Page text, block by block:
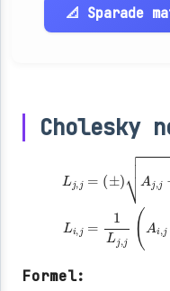
📐 Sparade
Cholesky
j, j−∑k=1j −1 L j
1 L i, k
Formel: